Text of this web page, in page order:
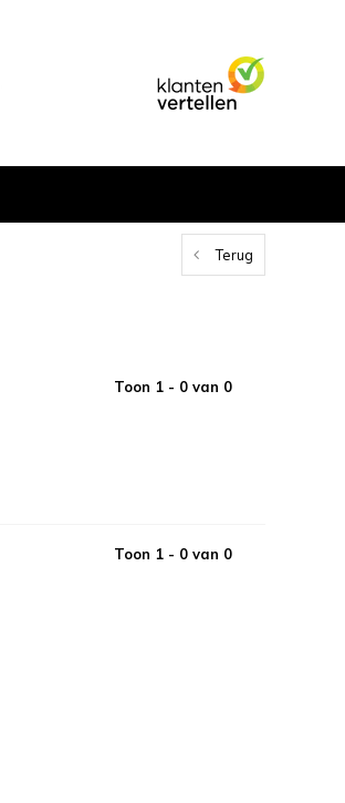
Terug
Toon 1 - 0 van 0
Toon 1 - 0 van 0